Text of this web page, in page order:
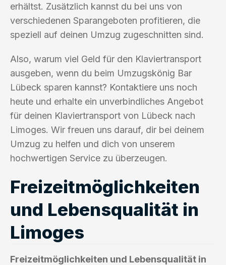
erhältst. Zusätzlich kannst du bei uns von
verschiedenen Sparangeboten profitieren, die
speziell auf deinen Umzug zugeschnitten sind.
Also, warum viel Geld für den Klaviertransport
ausgeben, wenn du beim Umzugskönig Bar
Lübeck sparen kannst? Kontaktiere uns noch
heute und erhalte ein unverbindliches Angebot
für deinen Klaviertransport von Lübeck nach
Limoges. Wir freuen uns darauf, dir bei deinem
Umzug zu helfen und dich von unserem
hochwertigen Service zu überzeugen.
Freizeitmöglichkeiten
und Lebensqualität in
Limoges
Freizeitmöglichkeiten und Lebensqualität in